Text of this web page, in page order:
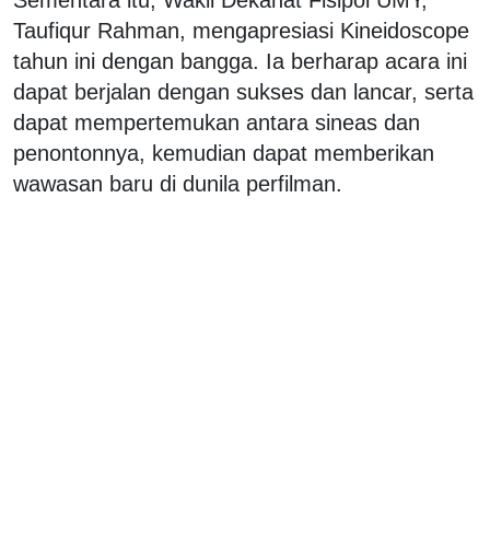
Taufiqur Rahman, mengapresiasi Kineidoscope
tahun ini dengan bangga. Ia berharap acara ini
dapat berjalan dengan sukses dan lancar, serta
dapat mempertemukan antara sineas dan
penontonnya, kemudian dapat memberikan
wawasan baru di dunila perfilman.